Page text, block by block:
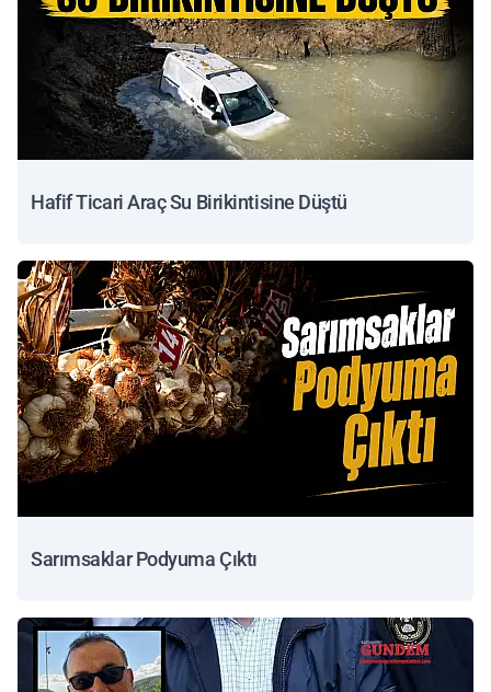
Hafif Ticari Araç Su Birikintisine Düştü
Sarımsaklar Podyuma Çıktı